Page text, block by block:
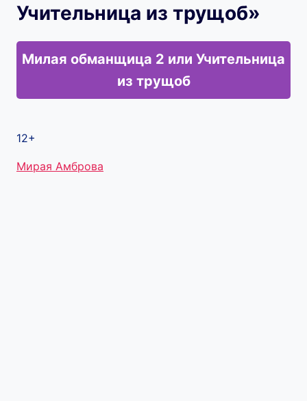
Учительница из трущоб»
Милая обманщица 2 или Учительница
из трущоб
12+
Метки
Мирая Амброва